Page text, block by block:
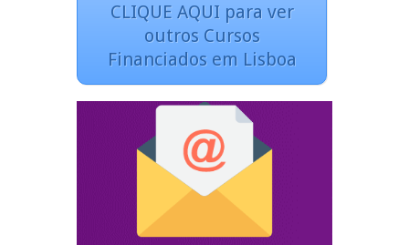
CLIQUE AQUI para ver
outros Cursos
Financiados em Lisboa